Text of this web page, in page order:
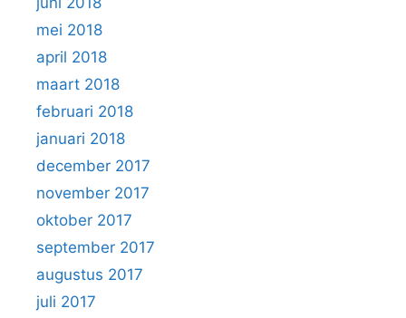
mei 2018
april 2018
maart 2018
februari 2018
januari 2018
december 2017
november 2017
oktober 2017
september 2017
augustus 2017
juli 2017